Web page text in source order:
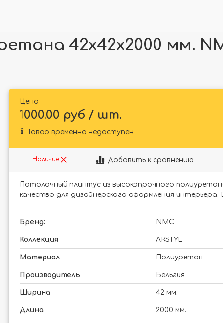
42x42x2000 мм.
Цена
1000.00 руб / шт.
Товар временно недоступен
Наличие Добавить к сравнению
Потолочный плинтус из высокопрочного
качество для дизайнерского оформления интерьера.
Бренд: NMC
Коллекция ARSTYL
Материал Полиуретан
Производитель Бельгия
Ширина 42 мм.
Длина 2000 мм.